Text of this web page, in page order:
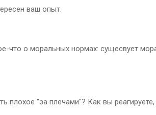
ваш опыт.
что о моральных нормах: сущесвует
плохое "за плечами"? Как вы